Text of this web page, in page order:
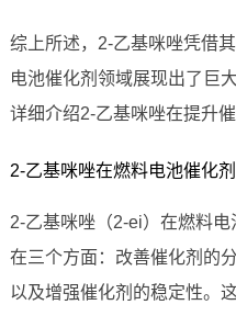
综上所述，2-乙基咪唑凭借
电池催化剂领域展现出了巨
详细介绍2-乙基咪唑在提升
2-乙基咪唑在燃料电池催化
2-乙基咪唑（2-ei）在燃料
在三个方面：改善催化剂的
以及增强催化剂的稳定性。